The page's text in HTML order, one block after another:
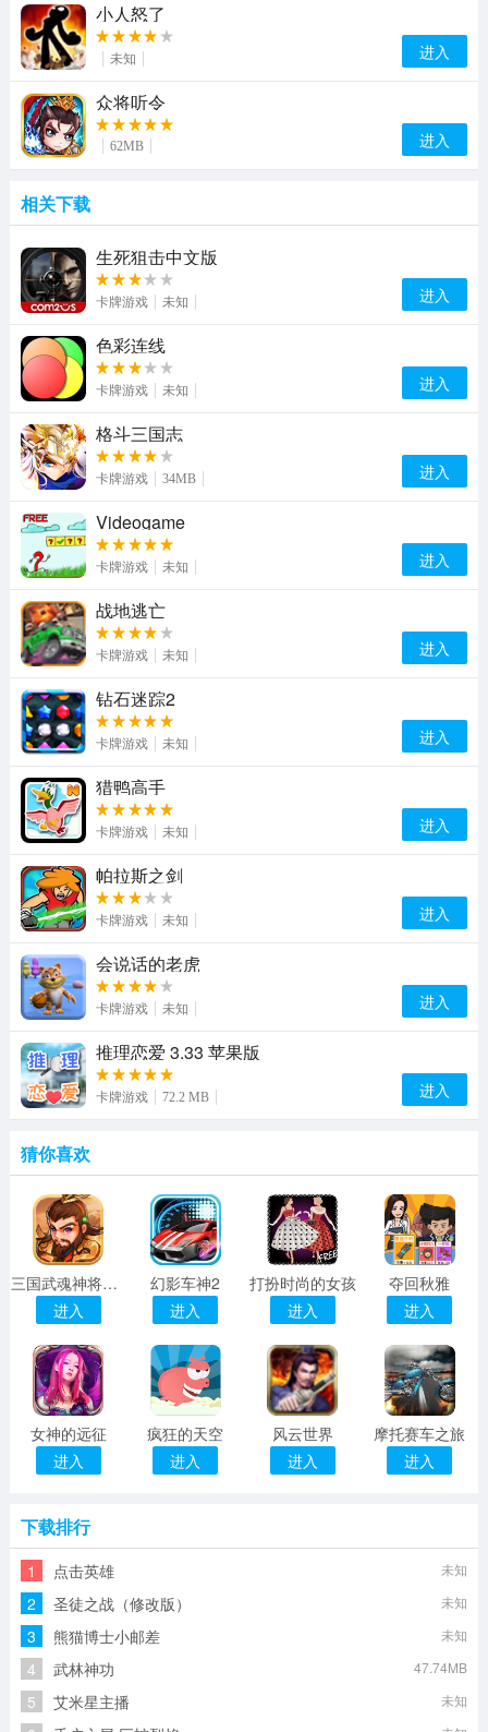
小人怒了
未知 进入
众将听令
62MB 进入
相关下载
生死狙击中文版
卡牌游戏 未知 进入
色彩连线
卡牌游戏 未知 进入
格斗三国志
卡牌游戏 34MB 进入
Videogame
卡牌游戏 未知 进入
战地逃亡
卡牌游戏 未知 进入
钻石迷踪2
卡牌游戏 未知 进入
猎鸭高手
卡牌游戏 未知 进入
帕拉斯之剑
卡牌游戏 未知 进入
会说话的老虎
卡牌游戏 未知 进入
推理恋爱 3.33 苹果版
卡牌游戏 72.2 MB 进入
猜你喜欢
三国武魂神将乱斗
进入
幻影车神2
进入
打扮时尚的女孩
进入
夺回秋雅
进入
女神的远征
进入
疯狂的天空
进入
风云世界
进入
摩托赛车之旅
进入
下载排行
1 点击英雄 未知
2 圣徒之战（修改版） 未知
3 熊猫博士小邮差 未知
4 武林神功 47.74MB
5 艾米星主播 未知